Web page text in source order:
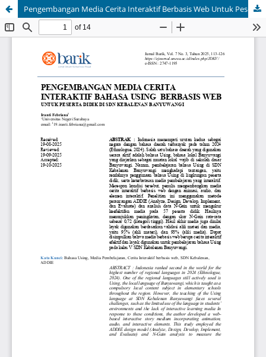
Pengembangan Media Cerita Interaktif Berbasis Web Untuk Peserta Didik di SDN Kebalenan Banyuwangi